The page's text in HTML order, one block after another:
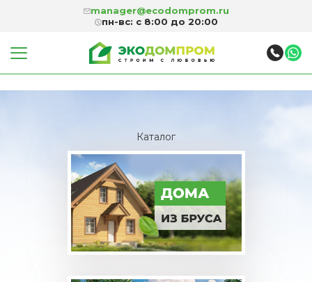
manager@ecodomprom.ru
пн-вс: с 8:00 до 20:00
Каталог